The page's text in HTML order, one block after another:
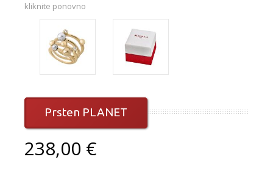
kliknite ponovno
Prsten PLANET
238,00 €